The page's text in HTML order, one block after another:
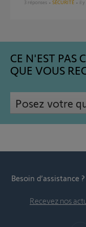
3 réponses SÉCURITÉ il
CE N'EST PAS
QUE VOUS
Posez votre
Besoin d’assistance ?
Recevez nos